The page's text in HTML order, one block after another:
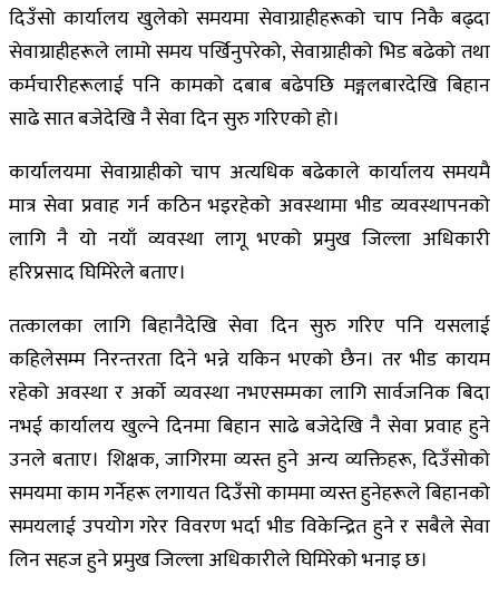
दिउँसो कार्यालय खुलेको समयमा सेवाग्राहीहरूको चाप निकै बढ्दा
सेवाग्राहीहरूले लामो समय पर्खिनुपरेको, सेवाग्राहीको भिड बढेको तथा
कर्मचारीहरूलाई पनि कामको दबाब बढेपछि मङ्गलबारदेखि बिहान
साढे सात बजेदेखि नै सेवा दिन सुरु गरिएको हो।
कार्यालयमा सेवाग्राहीको चाप अत्यधिक बढेकाले कार्यालय समयमै
मात्र सेवा प्रवाह गर्न कठिन भइरहेको अवस्थामा भीड व्यवस्थापनको
लागि नै यो नयाँ व्यवस्था लागू भएको प्रमुख जिल्ला अधिकारी
हरिप्रसाद घिमिरेले बताए।
तत्कालका लागि बिहानैदेखि सेवा दिन सुरु गरिए पनि यसलाई
कहिलेसम्म निरन्तरता दिने भन्ने यकिन भएको छैन। तर भीड कायम
रहेको अवस्था र अर्को व्यवस्था नभएसम्मका लागि सार्वजनिक बिदा
नभई कार्यालय खुल्ने दिनमा बिहान साढे बजेदेखि नै सेवा प्रवाह हुने
उनले बताए। शिक्षक, जागिरमा व्यस्त हुने अन्य व्यक्तिहरू, दिउँसोको
समयमा काम गर्नेहरू लगायत दिउँसो काममा व्यस्त हुनेहरूले बिहानको
समयलाई उपयोग गरेर विवरण भर्दा भीड विकेन्द्रित हुने र सबैले सेवा
लिन सहज हुने प्रमुख जिल्ला अधिकारीले घिमिरेको भनाइ छ।